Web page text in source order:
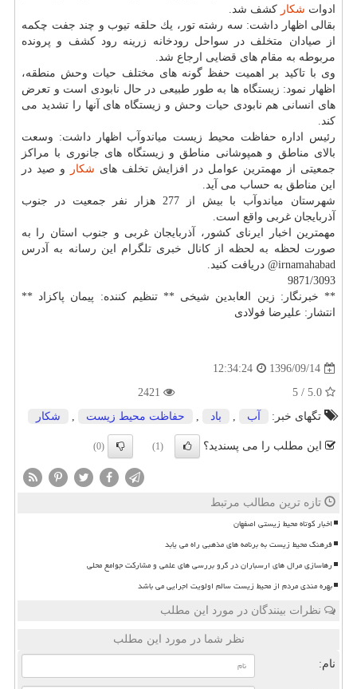
ادوات شكار كشف شد.
بقالی اظهار داشت: سه رشته تور، یك حلقه تیوب و چند جفت چكمه
از صیادان متخلف در سواحل رودخانه زرینه رود كشف و پرونده
مربوطه به مقام های قضایی ارجاع شد.
وی با تاكید بر اهمیت حفظ گونه های مختلف حیات وحش منطقه،
اظهار نمود: زیستگاه ها به طور طبیعی در حال نابودی است و تعرض
های انسانی هم نابودی حیات وحش و زیستگاه های آنها را تشدید می
كند.
رئیس اداره حفاظت محیط زیست میاندوآب اظهار داشت: وسعت
بالای مناطق و همپوشانی مناطق و زیستگاه های جانوری با مراكز
جمعیتی از مهمترین عوامل در افزایش تخلف های شكار
و صید در
این مناطق به حساب می آید.
شهرستان میاندوآب با بیش از 277 هزار نفر جمعیت در جنوب
آذربایجان غربی واقع است.
مهمترین اخبار ایرنای كشور، آذربایجان غربی و جنوب استان را به
صورت لحظه به لحظه از كانال خبری تلگرام این رسانه به آدرس
irnamahabad@ دریافت كنید.
9871/3093
** خبرنگار: زین العابدین شیخی ** تنظیم كننده: پیمان پاكزاد **
انتشار: علیرضا فولادی
1396/09/14
12:34:24
تگهای خبر:
آب , باد , حفاظت محیط زیست , شكار
این مطلب را می پسندید؟ (1)
(0)
تازه ترین مطالب مرتبط
اخبار کوتاه محیط زیستی اصفهان
فرهنگ محیط زیست به برنامه های مذهبی راه می یابد
رهاسازی مرال های ارسباران در گرو بررسی های علمی و مشارکت جوامع محلی
بهره مندی مردم از محیط زیست سالم اولویت اجرایی می باشد
نظرات بینندگان در مورد این مطلب
نظر شما در مورد این مطلب
نام: